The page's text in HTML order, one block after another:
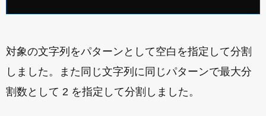
対象の文字列をパターンとして空白を指定して分割
しました。また同じ文字列に同じパターンで最大分
割数として 2 を指定して分割しました。